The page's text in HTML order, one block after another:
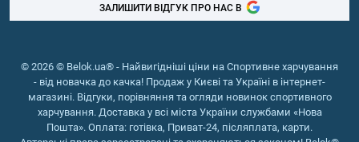
ЗАЛИШИТИ ВІДГУК ПРО НАС В
© 2026 © Belok.ua® - Найвигідніші ціни на Спортивне харчування
- від новачка до качка! Продаж у Києві та Україні в інтернет-
магазині. Відгуки, порівняння та огляди новинок спортивного
харчування. Доставка у всі міста України службами «Нова
Пошта». Оплата: готівка, Приват-24, післяплата, карти.